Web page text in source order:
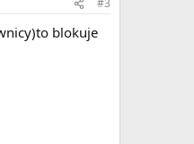
#3
blokuje